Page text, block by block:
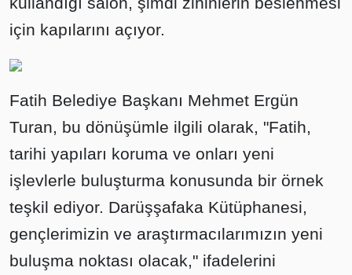
için kapılarını açıyor.
Fatih Belediye Başkanı Mehmet Ergün
Turan, bu dönüşümle ilgili olarak, "Fatih,
tarihi yapıları koruma ve onları yeni
işlevlerle buluşturma konusunda bir örnek
teşkil ediyor. Darüşşafaka Kütüphanesi,
gençlerimizin ve araştırmacılarımızın yeni
buluşma noktası olacak," ifadelerini